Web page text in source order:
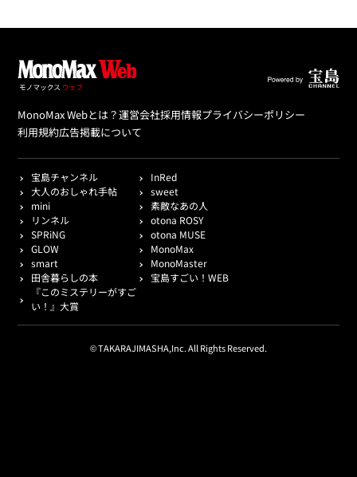
MonoMax Webとは？運営会社採用情報プライバシーポリシー
利用規約広告掲載について
宝島チャンネル
InRed
大人のおしゃれ手帖
sweet
mini
素敵なあの人
リンネル
otona ROSY
SPRiNG
otona MUSE
GLOW
MonoMax
smart
MonoMaster
田舎暮らしの本
宝島すごい！WEB
『このミステリーがすご
い！』大賞
© TAKARAJIMASHA,Inc. All Rights Reserved.